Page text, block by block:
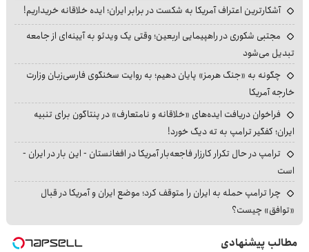
آشکارترین اعتراف آمریکا به شکست در برابر ایران؛ ایده خلاقانه خریداریم!
مجتبی شکوری در راهپیمایی اربعین؛ وقتی یک ویدئو به آیینه‌ای از جامعه
تبدیل می‌شود
چگونه به «جنگ هرمز» پایان دهیم؛ به روایت سخنگوی فارسی‌زبان وزارت
خارجه آمریکا
فراخوان دریافت ایده‌های «خلاقانه و نامتعارف» در پنتاگون برای تنبیه
ایران؛ کفگیر ترامپ به ته دیگ خورد!
ترامپ در حال تکرار کارزار فاجعه‌بار آمریکا در افغانستان - این بار در ایران -
است
چرا ترامپ حمله به ایران را متوقف کرد؛ موضع ایران و آمریکا در قبال
«توافق» چیست؟
مطالب پیشنهادی